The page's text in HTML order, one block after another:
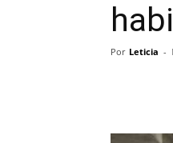
Por Leticia -